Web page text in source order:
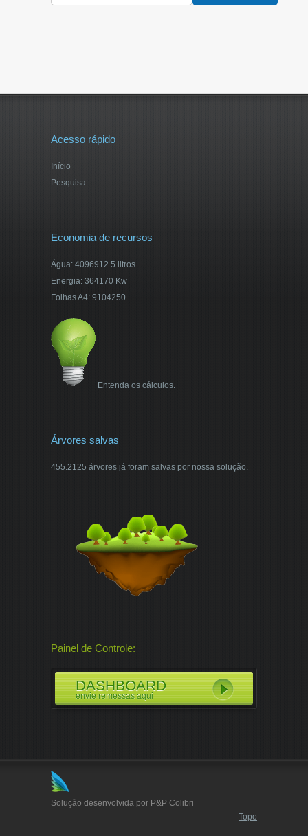
Acesso rápido
Início
Pesquisa
Economia de recursos
Água: 4096912.5 litros
Energia: 364170 Kw
Folhas A4: 9104250
Entenda os cálculos.
Árvores salvas
455.2125 árvores já foram salvas por nossa solução.
Painel de Controle:
DASHBOARD
envie remessas aqui
Solução desenvolvida por P&P Colibri
Topo